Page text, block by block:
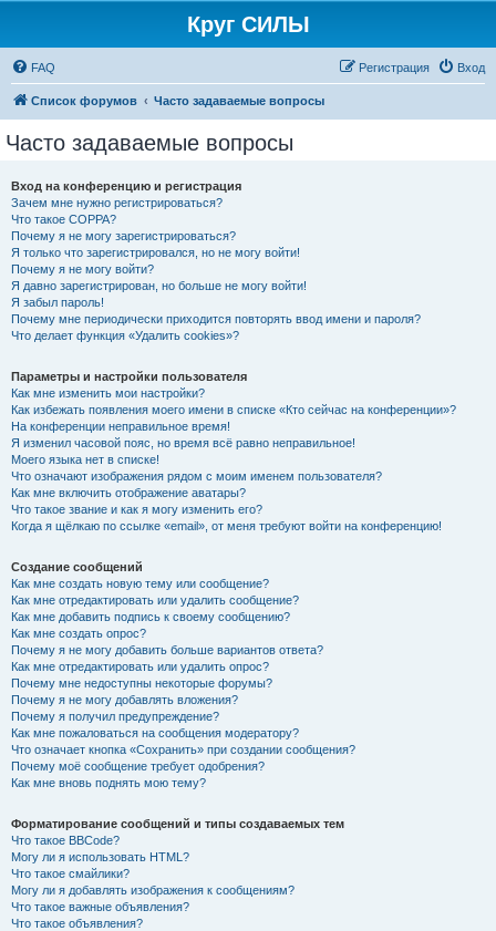
Круг СИЛЫ
FAQ Вход
Регистрация
Список форумов Часто задаваемые вопросы
Часто задаваемые вопросы
Вход на конференцию и регистрация
Зачем мне нужно регистрироваться?
Что такое COPPA?
Почему я не могу зарегистрироваться?
Я только что зарегистрировался, но не могу войти!
Почему я не могу войти?
Я давно зарегистрирован, но больше не могу войти!
Я забыл пароль!
Почему мне периодически приходится повторять ввод имени и пароля?
Что делает функция «Удалить cookies»?
Параметры и настройки пользователя
Как мне изменить мои настройки?
Как избежать появления моего имени в списке «Кто сейчас на конференции»?
На конференции неправильное время!
Я изменил часовой пояс, но время всё равно неправильное!
Моего языка нет в списке!
Что означают изображения рядом с моим именем пользователя?
Как мне включить отображение аватары?
Что такое звание и как я могу изменить его?
Когда я щёлкаю по ссылке «email», от меня требуют войти на конференцию!
Создание сообщений
Как мне создать новую тему или сообщение?
Как мне отредактировать или удалить сообщение?
Как мне добавить подпись к своему сообщению?
Как мне создать опрос?
Почему я не могу добавить больше вариантов ответа?
Как мне отредактировать или удалить опрос?
Почему мне недоступны некоторые форумы?
Почему я не могу добавлять вложения?
Почему я получил предупреждение?
Как мне пожаловаться на сообщения модератору?
Что означает кнопка «Сохранить» при создании сообщения?
Почему моё сообщение требует одобрения?
Как мне вновь поднять мою тему?
Форматирование сообщений и типы создаваемых тем
Что такое BBCode?
Могу ли я использовать HTML?
Что такое смайлики?
Могу ли я добавлять изображения к сообщениям?
Что такое важные объявления?
Что такое объявления?